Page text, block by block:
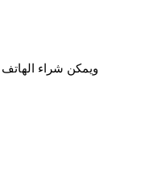
ويمكن شراء الهاتف